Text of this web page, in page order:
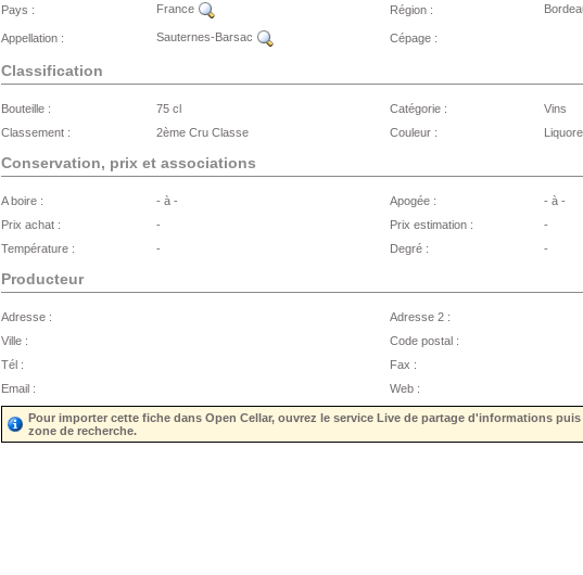
Pays : France Région :
Appellation : Sauternes-Barsac Cépage :
Classification
Bouteille : 75 cl Catégorie :
Vins
Classement :
2ème Cru Classe Couleur :
Conservation, prix et associations
A boire : - à - Apogée :
- à -
Prix achat :
- Prix estimation :
-
Température :
- Degré : -
Producteur
Adresse :
Adresse 2 :
Ville :
Code postal :
Tél :
Fax :
Email :
Web :
Pour importer cette fiche dans Open Cellar, ouvrez le service Live de partage d'informations puis
zone de recherche.